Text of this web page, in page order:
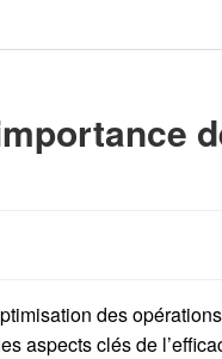
des opérations
aspects clés de